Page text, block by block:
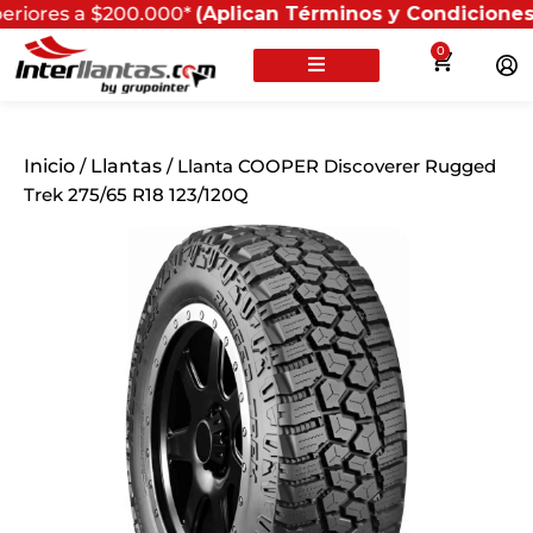
$200.000*(Aplican Términos y Condiciones) -
0
Inicio / Llantas / Llanta COOPER Discoverer Rugged
Trek 275/65 R18 123/120Q